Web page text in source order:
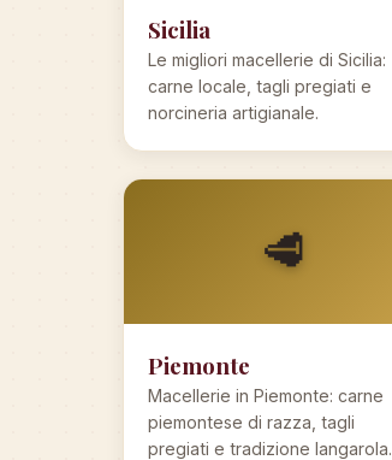
Sicilia
Le migliori macellerie di Sicilia:
carne locale, tagli pregiati e
norcineria artigianale.
🥩
Piemonte
Macellerie in Piemonte: carne
piemontese di razza, tagli
pregiati e tradizione langarola.